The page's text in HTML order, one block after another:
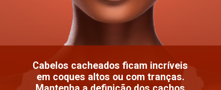
Cabelos cacheados ficam incríveis
em coques altos ou com tranças.